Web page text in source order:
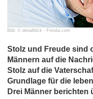
Bild: © detailblick - Fotolia.com
Stolz und Freude sind
Männern auf die
Stolz auf die
Grundlage für die
Drei Männer berichten